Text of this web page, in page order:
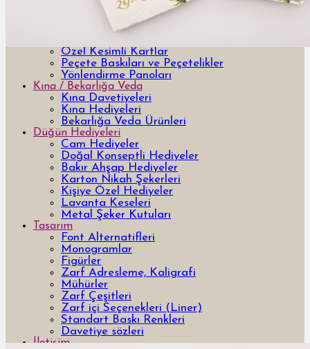
Menü ve Masa İsim Kartları
LCV ve Teşekkür Kartları
Özel Kesimli Kartlar
Peçete Baskıları ve Peçetelikler
Yönlendirme Panoları
Kına / Bekarlığa Veda
Kına Davetiyeleri
Kına Hediyeleri
Bekarlığa Veda Ürünleri
Düğün Hediyeleri
Cam Hediyeler
Doğal Konseptli Hediyeler
Bakır Ahşap Hediyeler
Karton Nikah Şekerleri
Kişiye Özel Hediyeler
Lavanta Keseleri
Metal Şeker Kutuları
Tasarım
Font Alternatifleri
Monogramlar
Figürler
Zarf Adresleme, Kaligrafi
Mühürler
Zarf Çeşitleri
Zarf içi Seçenekleri (Liner)
Standart Baskı Renkleri
Davetiye sözleri
İletişim